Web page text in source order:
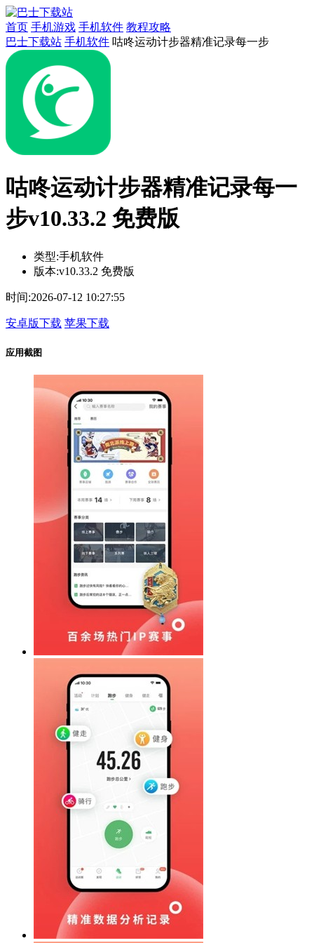
首页 手机游戏 手机软件 教程攻略
巴士下载站 手机软件 咕咚运动计步器精准记录每一步
咕咚运动计步器精准记录每一
步v10.33.2 免费版
类型:手机软件
版本:v10.33.2 免费版
时间:2026-07-12 10:27:55
安卓版下载 苹果下载
应用截图